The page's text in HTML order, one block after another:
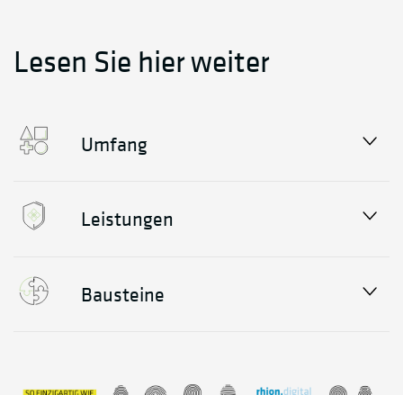
Lesen Sie hier weiter
Umfang
Leistungen
Bausteine